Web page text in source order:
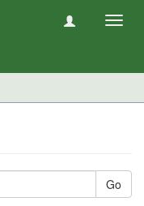
Go